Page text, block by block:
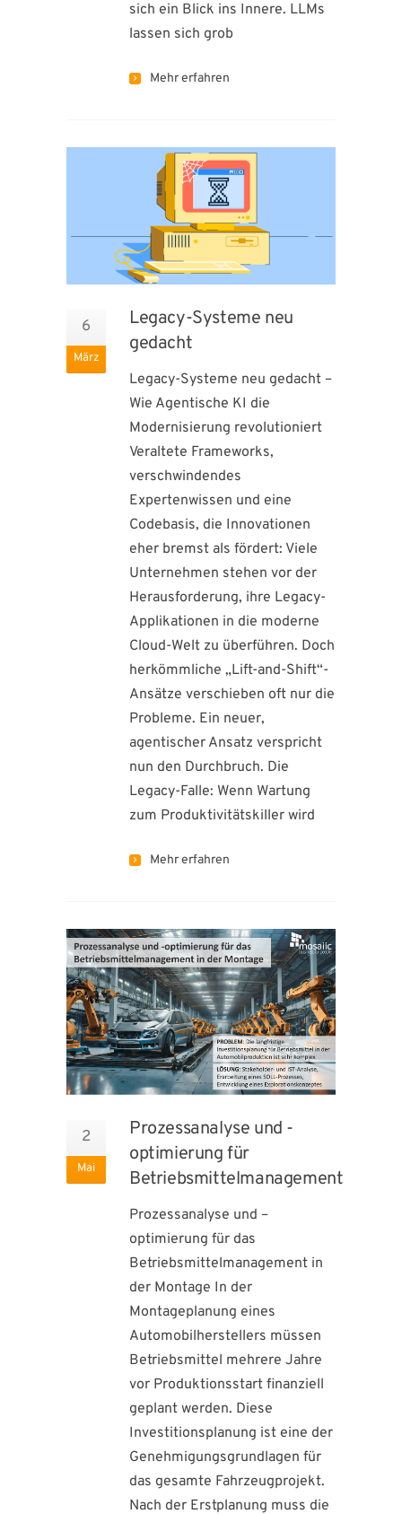
sich ein Blick ins Innere. LLMs
lassen sich grob
Mehr erfahren
6
März
Legacy-Systeme neu
gedacht
Legacy-Systeme neu gedacht –
Wie Agentische KI die
Modernisierung revolutioniert
Veraltete Frameworks,
verschwindendes
Expertenwissen und eine
Codebasis, die Innovationen
eher bremst als fördert: Viele
Unternehmen stehen vor der
Herausforderung, ihre Legacy-
Applikationen in die moderne
Cloud-Welt zu überführen. Doch
herkömmliche „Lift-and-Shift“-
Ansätze verschieben oft nur die
Probleme. Ein neuer,
agentischer Ansatz verspricht
nun den Durchbruch. Die
Legacy-Falle: Wenn Wartung
zum Produktivitätskiller wird
Mehr erfahren
2
Mai
Prozessanalyse und -
optimierung für
Betriebsmittelmanagement
Prozessanalyse und –
optimierung für das
Betriebsmittelmanagement in
der Montage In der
Montageplanung eines
Automobilherstellers müssen
Betriebsmittel mehrere Jahre
vor Produktionsstart finanziell
geplant werden. Diese
Investitionsplanung ist eine der
Genehmigungsgrundlagen für
das gesamte Fahrzeugprojekt.
Nach der Erstplanung muss die